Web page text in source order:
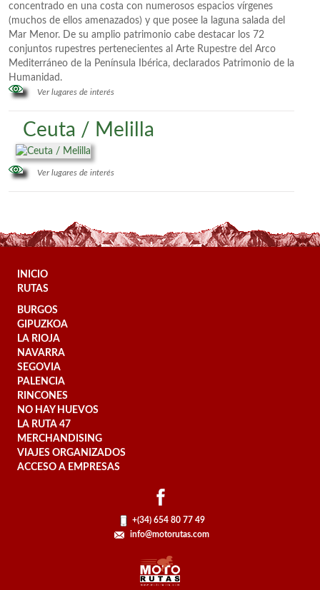
concentrado en una costa con numerosos espacios vírgenes
(muchos de ellos amenazados) y que posee la laguna salada del
Mar Menor. De su amplio patrimonio cabe destacar los 72
conjuntos rupestres pertenecientes al Arte Rupestre del Arco
Mediterráneo de la Península Ibérica, declarados Patrimonio de la
Humanidad.
Ver lugares de interés
Ceuta / Melilla
Ver lugares de interés
INICIO
RUTAS
BURGOS
GIPUZKOA
LA RIOJA
NAVARRA
SEGOVIA
PALENCIA
RINCONES
NO HAY HUEVOS
LA RUTA 47
MERCHANDISING
VIAJES ORGANIZADOS
ACCESO A EMPRESAS
+(34) 654 80 77 49
info@motorutas.com